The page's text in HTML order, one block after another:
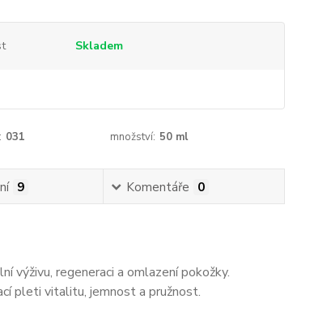
Skladem
031 množství: 50 ml
9 Komentáře 0
výživu, regeneraci a omlazení pokožky.
pleti vitalitu, jemnost a pružnost.